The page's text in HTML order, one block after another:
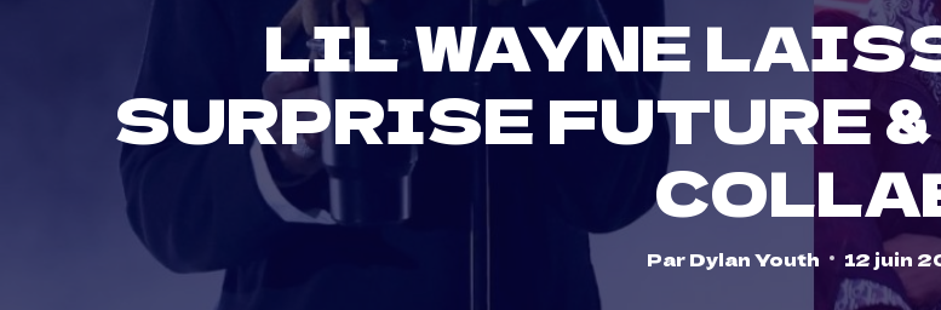
LIL WAYNE
SURPRISE FUTURE
ParDylan Youth 12 juin